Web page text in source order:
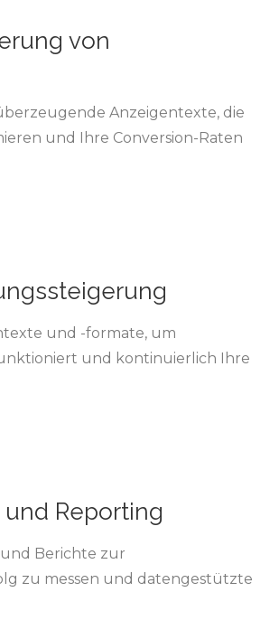
von
Anzeigentexte, die
und Ihre Conversion-Raten
und -formate, um
und kontinuierlich Ihre
Reporting
Berichte zur
zu messen und datengestützte